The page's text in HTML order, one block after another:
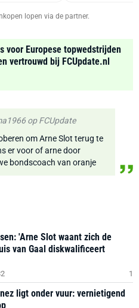
lopen via de partner.
voor Europese topwedstrijden
vertrouwd bij FCUpdate.nl
op FCUpdate
om Arne Slot terug te
er voor of arne door
bondscoach van oranje
'Arne Slot waant zich de
van Gaal diskwalificeert
1
ligt onder vuur: vernietigend